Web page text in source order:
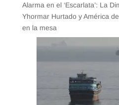
Alarma en el ‘Escarlata’: La
Yhormar Hurtado y América
en la mesa